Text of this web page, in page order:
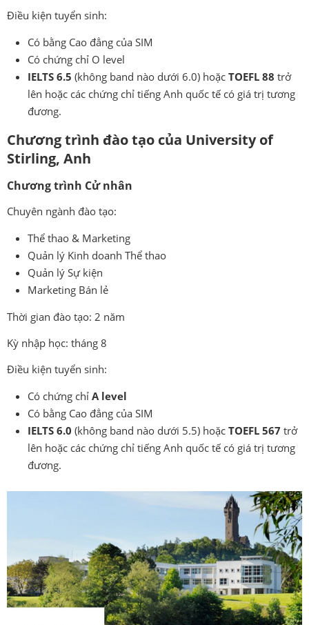
Điều kiện tuyển sinh:
Có bằng Cao đẳng của SIM
Có chứng chỉ O level
IELTS 6.5 (không band nào dưới 6.0) hoặc TOEFL 88 trở
lên hoặc các chứng chỉ tiếng Anh quốc tế có giá trị tương
đương.
Chương trình đào tạo của University of
Stirling, Anh
Chương trình Cử nhân
Chuyên ngành đào tạo:
Thể thao & Marketing
Quản lý Kinh doanh Thể thao
Quản lý Sự kiện
Marketing Bán lẻ
Thời gian đào tạo: 2 năm
Kỳ nhập học: tháng 8
Điều kiện tuyển sinh:
Có chứng chỉ A level
Có bằng Cao đẳng của SIM
IELTS 6.0 (không band nào dưới 5.5) hoặc TOEFL 567 trở
lên hoặc các chứng chỉ tiếng Anh quốc tế có giá trị tương
đương.